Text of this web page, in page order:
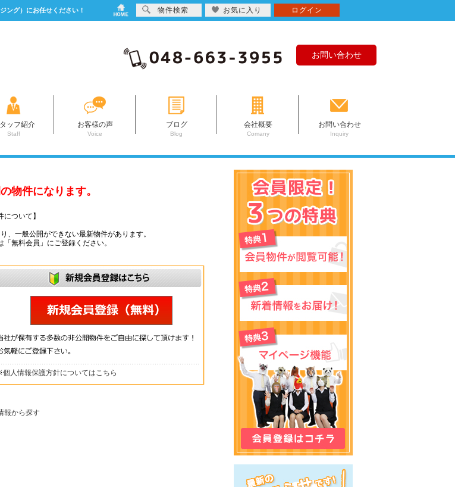
ング）にお任せください！
お問い合わせ
ッフ紹介
Staff
お客様の声
Voice
ブログ
Blog
会社概要
Comany
お問い合わせ
Inquiry
物件になります。
について】
、一般公開ができない最新物件があります。
無料会員」にご登録ください。
個人情報保護方針についてはこちら
報から探す
物件検索 お気に入り ログイン